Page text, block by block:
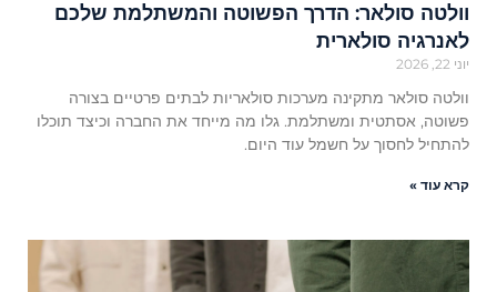
וולטה סולאר: הדרך הפשוטה והמשתלמת שלכם
לאנרגיה סולארית
יוני 22, 2026
וולטה סולאר מתקינה מערכות סולאריות לבתים פרטיים בצורה
פשוטה, אסתטית ומשתלמת. גלו מה מייחד את החברה וכיצד תוכלו
להתחיל לחסוך על חשמל עוד היום.
קרא עוד »